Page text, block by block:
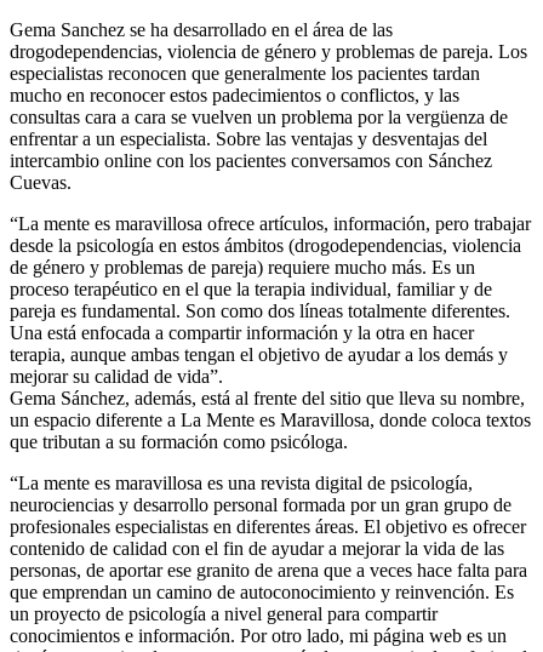
Gema Sanchez se ha desarrollado en el área de las
drogodependencias, violencia de género y problemas de pareja. Los
especialistas reconocen que generalmente los pacientes tardan
mucho en reconocer estos padecimientos o conflictos, y las
consultas cara a cara se vuelven un problema por la vergüenza de
enfrentar a un especialista. Sobre las ventajas y desventajas del
intercambio online con los pacientes conversamos con Sánchez
Cuevas.
“La mente es maravillosa ofrece artículos, información, pero trabajar
desde la psicología en estos ámbitos (drogodependencias, violencia
de género y problemas de pareja) requiere mucho más. Es un
proceso terapéutico en el que la terapia individual, familiar y de
pareja es fundamental. Son como dos líneas totalmente diferentes.
Una está enfocada a compartir información y la otra en hacer
terapia, aunque ambas tengan el objetivo de ayudar a los demás y
mejorar su calidad de vida”.
Gema Sánchez, además, está al frente del sitio que lleva su nombre,
un espacio diferente a La Mente es Maravillosa, donde coloca textos
que tributan a su formación como psicóloga.
“La mente es maravillosa es una revista digital de psicología,
neurociencias y desarrollo personal formada por un gran grupo de
profesionales especialistas en diferentes áreas. El objetivo es ofrecer
contenido de calidad con el fin de ayudar a mejorar la vida de las
personas, de aportar ese granito de arena que a veces hace falta para
que emprendan un camino de autoconocimiento y reinvención. Es
un proyecto de psicología a nivel general para compartir
conocimientos e información. Por otro lado, mi página web es un